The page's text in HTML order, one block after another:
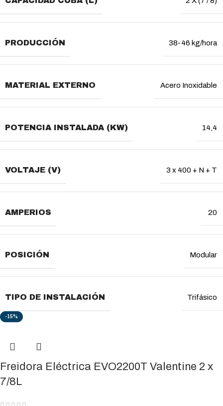
PRODUCCIÓN 38-46 kg/hora
MATERIAL EXTERNO Acero Inoxidable
POTENCIA INSTALADA (KW) 14,4
VOLTAJE (V) 3 x 400 + N + T
AMPERIOS 20
POSICIÓN Modular
TIPO DE INSTALACIÓN Trifásico
-15%
Freidora Eléctrica EVO2200T Valentine 2 x
7/8L